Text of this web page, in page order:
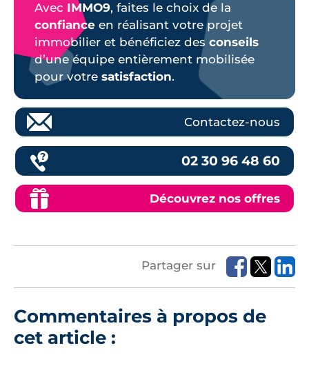
Avec IMMO9, faites le choix de la
confiance en réalisant votre projet
immobilier et bénéficiez des conseils
d’une équipe entièrement mobilisée
pour votre satisfaction.
Contactez-nous
02 30 96 48 60
Découvrez nos offres
Partager sur
Commentaires à propos de
cet article :